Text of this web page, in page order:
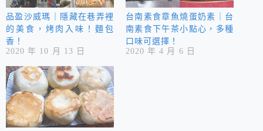
品盈沙威瑪｜隱藏在巷弄裡
的美食，烤肉入味！麵包
香！
2020 年 10 月 13 日
台南素食章魚燒蛋奶素｜台
南素食下午茶小點心，多種
口味可選擇！
2020 年 4 月 6 日